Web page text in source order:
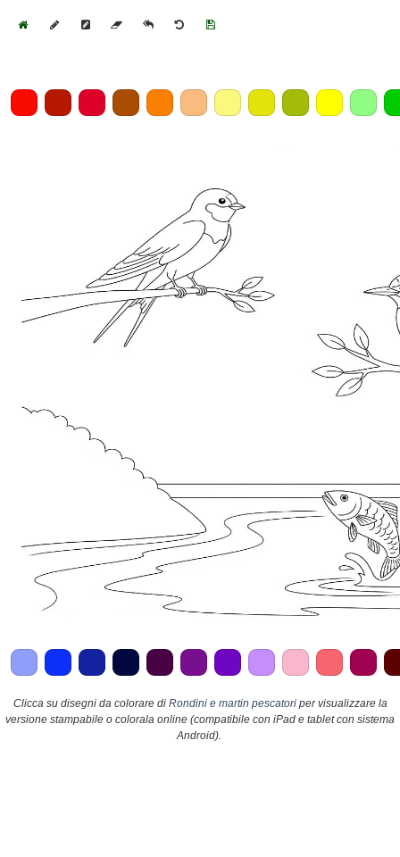
Clicca su disegni da colorare di Rondini e martin pescatoriper visualizzare la
versione stampabile o colorala online (compatibile con iPad e tablet con sistema
Android).